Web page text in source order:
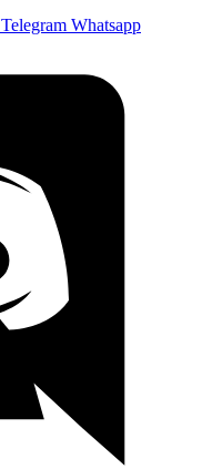
Telegram Whatsapp